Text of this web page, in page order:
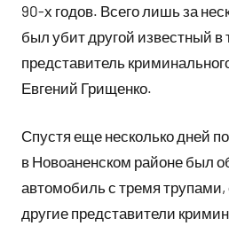
90-х годов. Всего лишь за
был убит другой известный в
представитель
Евгений Грищенко.
Спустя еще несколько дней
в Новоаненском районе был
автомобиль с тремя трупами,
другие представители